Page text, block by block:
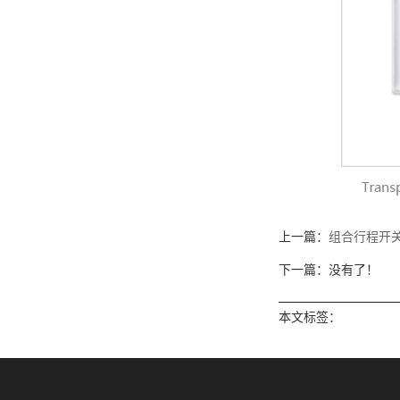
上一篇： 组合行程开
下一篇：没有了！
本文标签：